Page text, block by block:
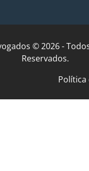
© 2026 -
Reservados.
Política